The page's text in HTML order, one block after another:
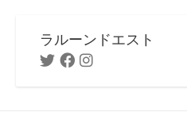
ラルーンドエスト
TwitterFacebookInstagram